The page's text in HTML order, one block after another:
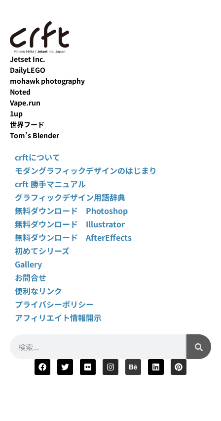
Jetset Inc.
DailyLEGO
mohawk photography
Noted
Vape.run
1up
世界フード
Tom’s Blender
crftについて
モダングラフィックデザインのはじまり
crft 勝手マニュアル
グラフィックデザイン用語辞典
無料ダウンロード Photoshop
無料ダウンロード Illustrator
無料ダウンロード AfterEffects
初めてシリーズ
Gallery
お問合せ
便利なリンク
プライバシーポリシー
アフィリエイト情報開示